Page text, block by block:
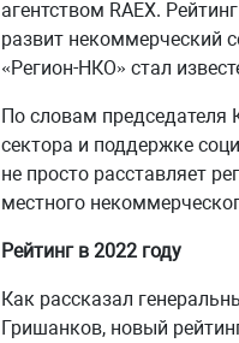
агентством RAEX.
развит некоммерческий
«Регион-НКО» стал
По словам
сектора и поддержке
не просто расставляет
местного
Рейтинг в 2022 году
Как рассказал
Гришанков, новый